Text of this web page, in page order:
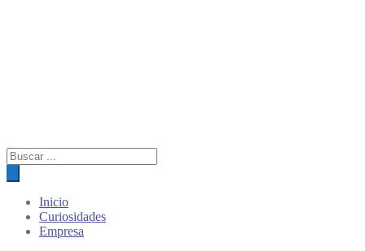
Búsqueda
de
productos
Inicio
Curiosidades
Empresa